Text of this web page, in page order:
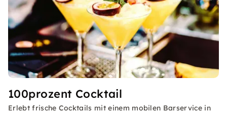
100prozent Cocktail
Erlebt frische Cocktails mit einem mobilen Barservice in